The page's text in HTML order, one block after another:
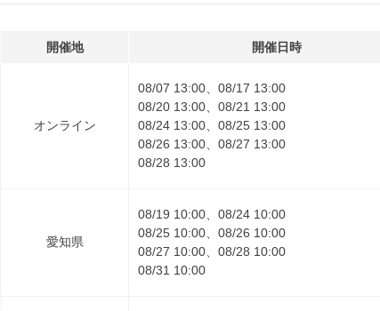
開催地 開催日時
オンライン
08/07 13:00、08/17 13:00
08/20 13:00、08/21 13:00
08/24 13:00、08/25 13:00
08/26 13:00、08/27 13:00
08/28 13:00
愛知県
08/19 10:00、08/24 10:00
08/25 10:00、08/26 10:00
08/27 10:00、08/28 10:00
08/31 10:00